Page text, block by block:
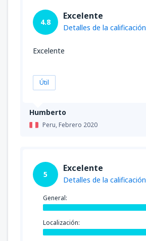
Humberto
Peru,Febrero 2020
4.8
Excelente
Detalles de la calificación
Excelente
Útil
5
Excelente
Detalles de la calificación
General:
Localización: